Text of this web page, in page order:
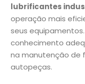
lubrificantes
operação mais
seus
conhecimento
na manutenção de
autopeças.